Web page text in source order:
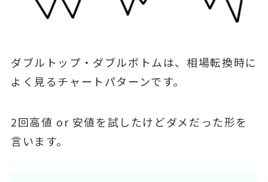
ダブルトップ・ダブルボトムは、相場転換時に
よく見るチャートパターンです。
2回高値 or 安値を試したけどダメだった形を
言います。